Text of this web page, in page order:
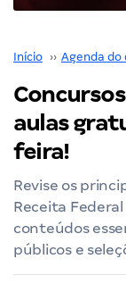
Início ›› Agenda do
aulas
feira!
Revise os
Receita
conteúdos
públicos e